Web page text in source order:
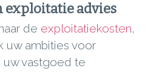
advies
de exploitatiekosten,
uw ambities voor
uw vastgoed te